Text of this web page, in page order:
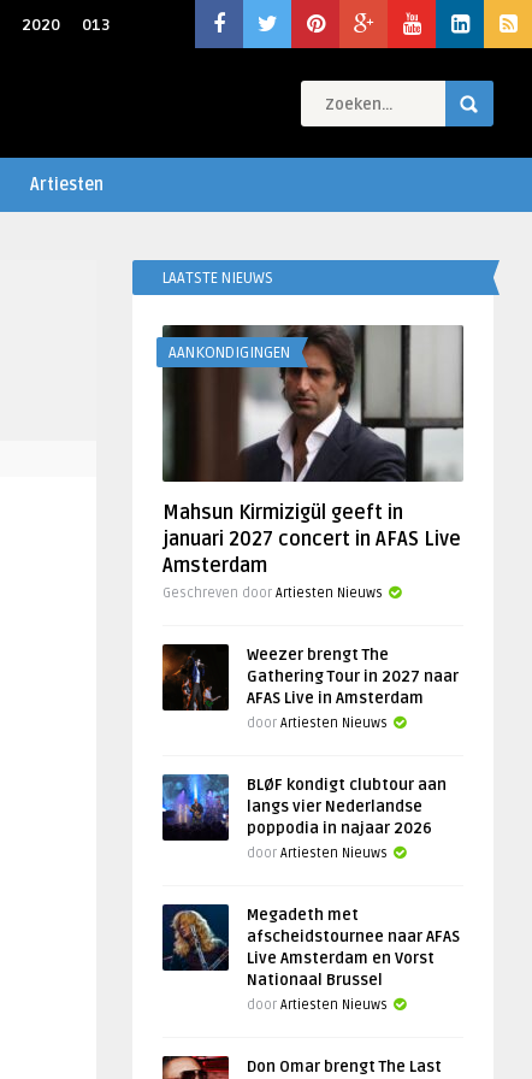
2020 013
Artiesten
LAATSTE NIEUWS
AANKONDIGINGEN
Mahsun Kirmizigül geeft in
januari 2027 concert in AFAS Live
Amsterdam
Geschreven door Artiesten Nieuws
Weezer brengt The
Gathering Tour in 2027 naar
AFAS Live in Amsterdam
door Artiesten Nieuws
BLØF kondigt clubtour aan
langs vier Nederlandse
poppodia in najaar 2026
door Artiesten Nieuws
Megadeth met
afscheidstournee naar AFAS
Live Amsterdam en Vorst
Nationaal Brussel
door Artiesten Nieuws
Don Omar brengt The Last